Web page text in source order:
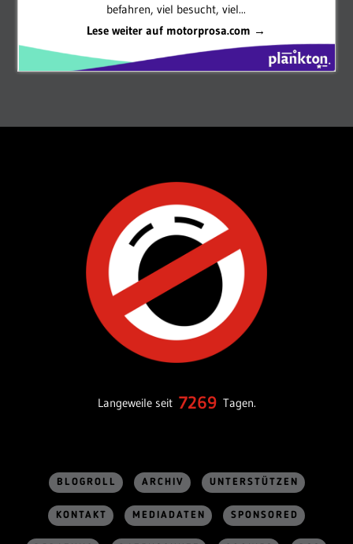
befahren, viel besucht, viel...
Lese weiter auf motorprosa.com →
Langeweile seit 7269 Tagen.
BLOGROLL ARCHIV UNTERSTÜTZEN
KONTAKT MEDIADATEN SPONSORED